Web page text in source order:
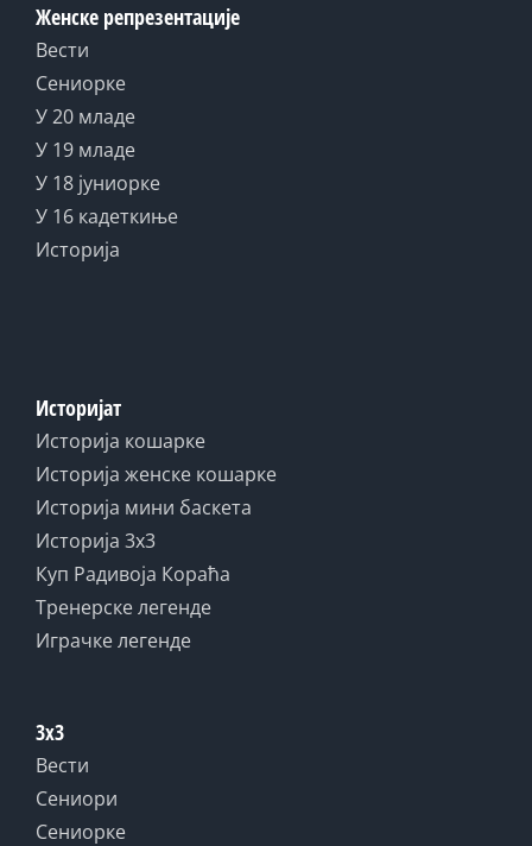
Женске репрезентације
Вести
Сениорке
У 20 младе
У 19 младе
У 18 јуниорке
У 16 кадеткиње
Историја
Историјат
Историја кошарке
Историја женске кошарке
Историја мини баскета
Историја 3x3
Куп Радивоја Кораћа
Тренерске легенде
Играчке легенде
3x3
Вести
Сениори
Сениорке